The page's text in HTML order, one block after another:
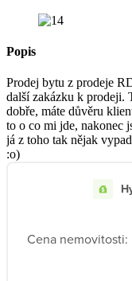
Popis
Prodej bytu z prodeje
další zakázku k prodeji.
dobře, máte důvěru
to o co mi jde, nakonec
já z toho tak nějak
:o)